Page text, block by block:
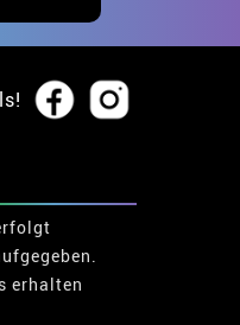
erhalten